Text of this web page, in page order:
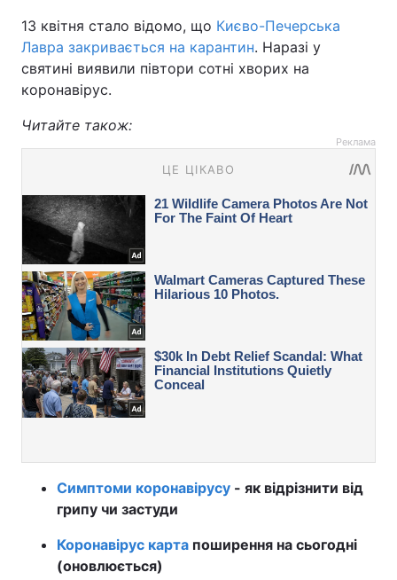
13 квітня стало відомо, що Києво-Печерська
Лавра закривається на карантин. Наразі у
святині виявили півтори сотні хворих на
коронавірус.
Читайте також:
Реклама
Симптоми коронавірусу - як відрізнити від
грипу чи застуди
Коронавірус карта поширення на сьогодні
(оновлюється)